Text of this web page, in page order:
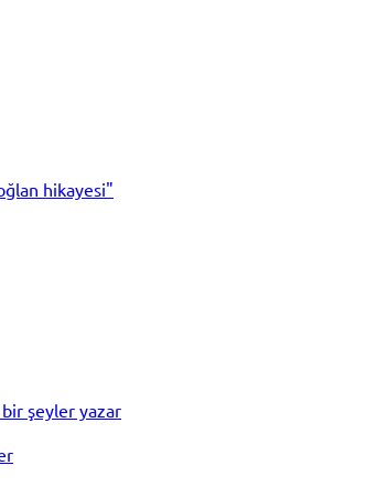
hikayesi"
şeyler yazar